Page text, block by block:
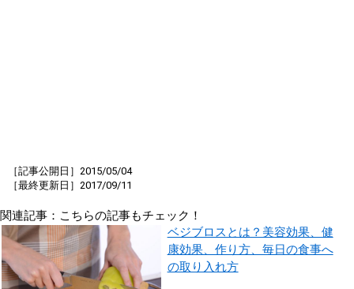
［記事公開日］2015/05/04
［最終更新日］2017/09/11
関連記事：こちらの記事もチェック！
ベジブロスとは？美容効果、健
康効果、作り方、毎日の食事へ
の取り入れ方